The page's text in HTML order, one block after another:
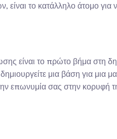
το κατάλληλο άτομο για
είναι το πρώτο βήμα στη
μια βάση για
επωνυμία σας στην κορυφή